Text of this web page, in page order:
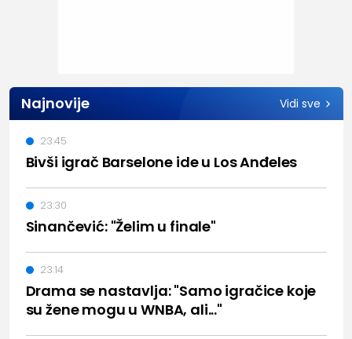
Najnovije Vidi sve
Bivši igrač Barselone ide u Los Anđeles
23:45
Sinančević: "Želim u finale"
23:30
Drama se nastavlja: "Samo igračice koje
su žene mogu u WNBA, ali..."
23:14